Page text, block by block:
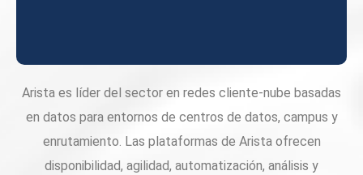
Arista es líder del sector en redes cliente-nube basadas
en datos para entornos de centros de datos, campus y
enrutamiento. Las plataformas de Arista ofrecen
disponibilidad, agilidad, automatización, análisis y